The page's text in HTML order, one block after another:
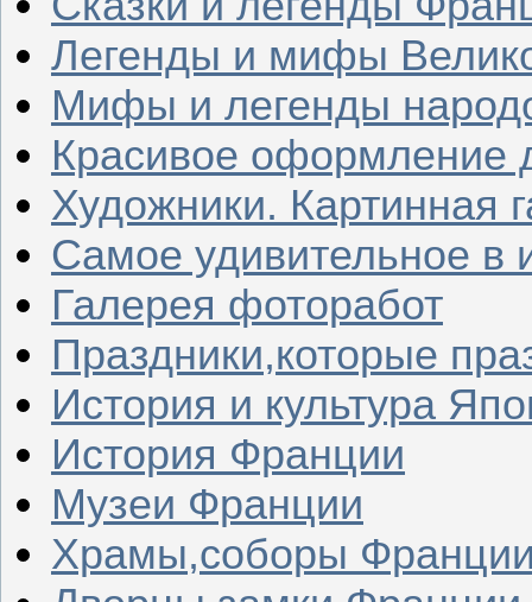
Легенды и мифы
Мифы и легенды
Красивое оформление
Художники. Картинная
Самое удивительное в
Галерея фоторабот
Праздники,которые
История и культура
История Франции
Музеи Франции
Храмы,соборы